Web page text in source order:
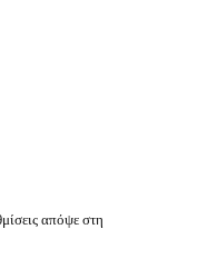
απόψε στη